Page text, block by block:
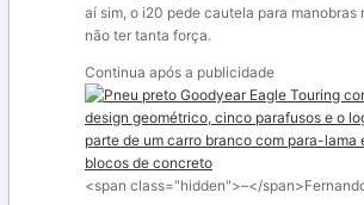
aí sim, o i20 pede cautela para manobras
não ter tanta força.
Continua após a publicidade
<span class="hidden">–</span>